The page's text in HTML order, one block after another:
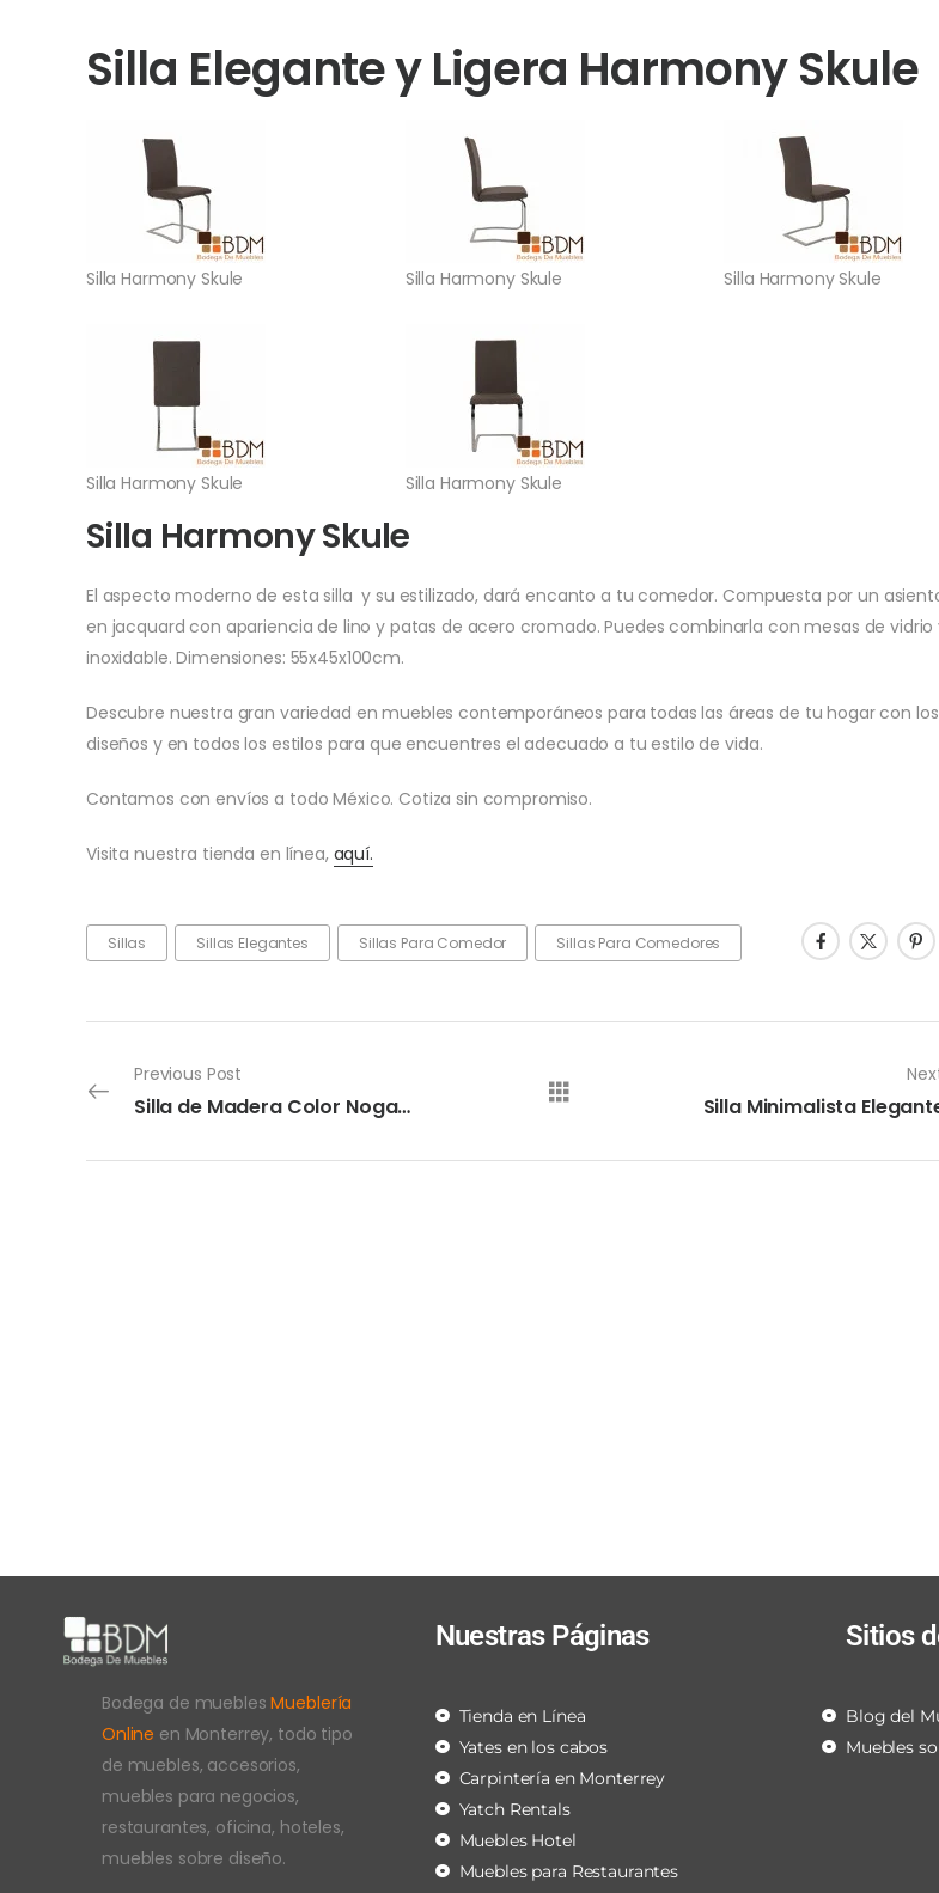
Silla Elegante y Ligera Harmony Skule
Silla Harmony Skule Silla Harmony Skule Silla Harmony Skule
Silla Harmony Skule Silla Harmony Skule
Silla Harmony Skule
El aspecto moderno de esta silla y su estilizado, dará encanto a tu comedor. Compuesta por un
en jacquard con apariencia de lino y patas de acero cromado. Puedes combinarla con mesas de vidrio
inoxidable. Dimensiones: 55x45x100cm.
Descubre nuestra gran variedad en muebles contemporáneos para todas las áreas de tu hogar con
diseños y en todos los estilos para que encuentres el adecuado a tu estilo de vida.
Contamos con envíos a todo México. Cotiza sin compromiso.
Visita nuestra tienda en línea, aquí.
Sillas Sillas Elegantes Sillas Para Comedor Sillas Para Comedores
Previous Post
Silla de Madera Color Nogal Vali
Bodega de mueblesMueblería
Online en Monterrey, todo tipo
de muebles, accesorios,
muebles para negocios,
restaurantes, oficina, hoteles,
muebles sobre diseño.
Nuestras Páginas
Tienda en Línea
Yates en los cabos
Carpintería en Monterrey
Yatch Rentals
Muebles Hotel
Muebles para Restaurantes
Sitios
Blog del
Muebles